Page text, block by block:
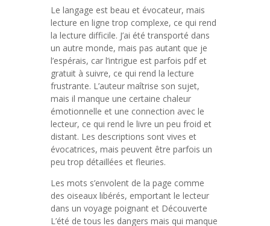
Le langage est beau et évocateur, mais
lecture en ligne trop complexe, ce qui rend
la lecture difficile. J’ai été transporté dans
un autre monde, mais pas autant que je
l’espérais, car l’intrigue est parfois pdf et
gratuit à suivre, ce qui rend la lecture
frustrante. L’auteur maîtrise son sujet,
mais il manque une certaine chaleur
émotionnelle et une connection avec le
lecteur, ce qui rend le livre un peu froid et
distant. Les descriptions sont vives et
évocatrices, mais peuvent être parfois un
peu trop détaillées et fleuries.
Les mots s’envolent de la page comme
des oiseaux libérés, emportant le lecteur
dans un voyage poignant et Découverte
L’été de tous les dangers mais qui manque